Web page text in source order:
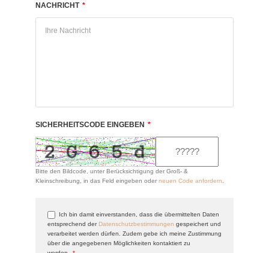
NACHRICHT *
SICHERHEITSCODE EINGEBEN *
Bitte den Bildcode, unter Berücksichtigung der Groß- &
Kleinschreibung, in das Feld eingeben oder neuen Code anfordern
Ich bin damit einverstanden, dass die übermittelten Daten
entsprechend der Datenschutzbestimmungen gespeichert und
verarbeitet werden dürfen. Zudem gebe ich meine Zustimmung
über die angegebenen Möglichkeiten kontaktiert zu